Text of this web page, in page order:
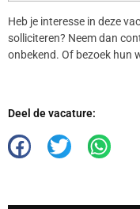
Heb je interesse in deze
solliciteren? Neem dan
onbekend. Of bezoek hun
Deel de vacature: